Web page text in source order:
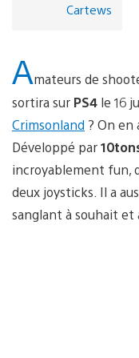
Cartews
Amateurs de
sortira sur PS4 le 16
Crimsonland ? On en
Développé par
incroyablement fun,
deux joysticks. Il a
sanglant à souhait et